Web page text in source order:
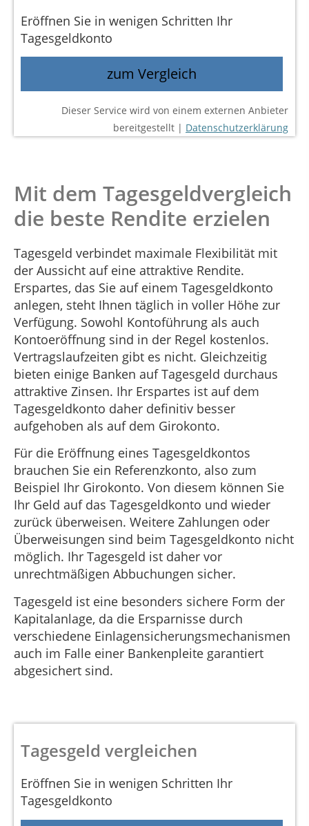
Eröffnen Sie in wenigen Schritten Ihr
Tagesgeldkonto
zum Vergleich
Dieser Service wird von einem externen Anbieter
bereitgestellt | Datenschutzerklärung
Mit dem Tagesgeldvergleich
die beste Rendite erzielen
Tagesgeld verbindet maximale Flexibilität mit
der Aussicht auf eine attraktive Rendite.
Erspartes, das Sie auf einem Tagesgeldkonto
anlegen, steht Ihnen täglich in voller Höhe zur
Verfügung. Sowohl Kontoführung als auch
Kontoeröffnung sind in der Regel kostenlos.
Vertragslaufzeiten gibt es nicht. Gleichzeitig
bieten einige Banken auf Tagesgeld durchaus
attraktive Zinsen. Ihr Erspartes ist auf dem
Tagesgeldkonto daher definitiv besser
aufgehoben als auf dem Girokonto.
Für die Eröffnung eines Tagesgeldkontos
brauchen Sie ein Referenzkonto, also zum
Beispiel Ihr Girokonto. Von diesem können Sie
Ihr Geld auf das Tagesgeldkonto und wieder
zurück überweisen. Weitere Zahlungen oder
Überweisungen sind beim Tagesgeldkonto nicht
möglich. Ihr Tagesgeld ist daher vor
unrechtmäßigen Abbuchungen sicher.
Tagesgeld ist eine besonders sichere Form der
Kapitalanlage, da die Ersparnisse durch
verschiedene Einlagensicherungsmechanismen
auch im Falle einer Bankenpleite garantiert
abgesichert sind.
Tagesgeld vergleichen
Eröffnen Sie in wenigen Schritten Ihr
Tagesgeldkonto